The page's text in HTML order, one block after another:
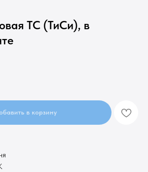
TC (ТиСи), в
в корзину